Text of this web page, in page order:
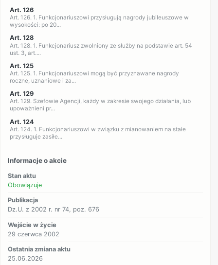
Art. 126
Art. 126. 1. Funkcjonariuszowi przysługują nagrody jubileuszowe w
wysokości: po 20...
Art. 128
Art. 128. 1. Funkcjonariusz zwolniony ze służby na podstawie art. 54
ust. 3, art....
Art. 125
Art. 125. 1. Funkcjonariuszowi mogą być przyznawane nagrody
roczne, uznaniowe i za...
Art. 129
Art. 129. Szefowie Agencji, każdy w zakresie swojego działania, lub
upoważnieni pr...
Art. 124
Art. 124. 1. Funkcjonariuszowi w związku z mianowaniem na stałe
przysługuje zasiłe...
Informacje o akcie
Stan aktu
Obowiązuje
Publikacja
Dz.U. z 2002 r. nr 74, poz. 676
Wejście w życie
29 czerwca 2002
Ostatnia zmiana aktu
25.06.2026